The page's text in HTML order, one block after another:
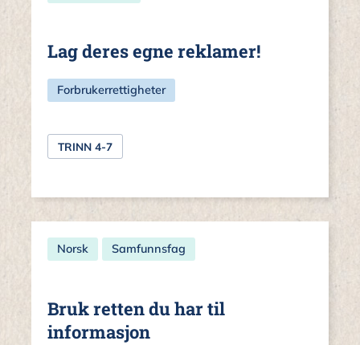
Lag deres egne reklamer!
Forbrukerrettigheter
TRINN 4-7
Norsk Samfunnsfag
Bruk retten du har til
informasjon